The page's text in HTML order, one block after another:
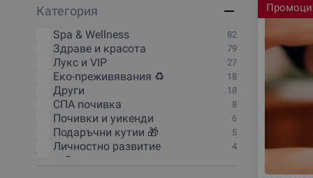
Ваучер подарък за двойка
Различни масажни пакети и специални ритуали
Опция за резервиране в различни точки на
Достъп до професионални масажисти
Категория
Spa & Wellness 82
Здраве и красота 79
Лукс и VIP 27
Еко-преживявания ♻️ 18
Други 18
СПА почивка 8
Почивки и уикенди 6
Подаръчни кутии 🎁 5
Личностно развитие 4
🔥Отстъпки и промоции